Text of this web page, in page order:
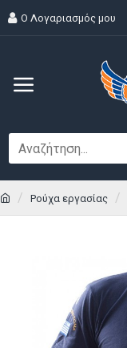
Ο Λογαριασμός μου
Ρούχα εργασίας